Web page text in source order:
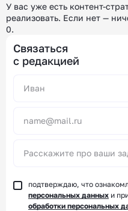
У вас уже есть контент-
реализовать. Если нет —
0.
Связаться
с редакцией
подтверждаю, что
персональных данных и
обработки персональных